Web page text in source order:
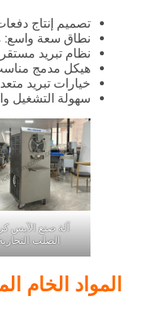
تصميم إنتاج
نطاق سعة واسع: متوفر من 16
نظام تبريد
هيكل مدمج
خيارات تبريد
سهولة التشغيل
آلة صنع الآيس
الصلب
المواد الخام